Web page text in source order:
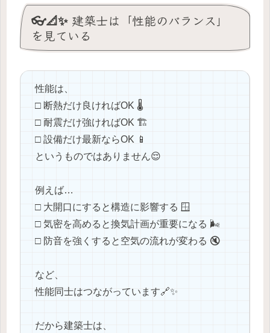
👓📐✨ 建築士は「性能のバランス」
を見ている
性能は、
□ 断熱だけ良ければOK 🌡️
□ 耐震だけ強ければOK 🏗️
□ 設備だけ最新ならOK 📱
というものではありません😌
例えば…
□ 大開口にすると構造に影響する 🪟
□ 気密を高めると換気計画が重要になる 🌬️
□ 防音を強くすると空気の流れが変わる 🔇
など、
性能同士はつながっています🔗✨
だから建築士は、